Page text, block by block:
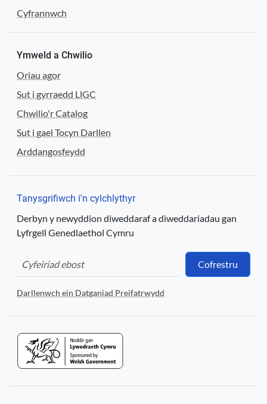
Cyfrannwch
Ymweld a Chwilio
Oriau agor
Sut i gyrraedd LlGC
Chwilio'r Catalog
Sut i gael Tocyn Darllen
Arddangosfeydd
Tanysgrifiwch i'n cylchlythyr
Derbyn y newyddion diweddaraf a diweddariadau gan
Lyfrgell Genedlaethol Cymru
Cofrestru
Darllenwch ein Datganiad Preifatrwydd